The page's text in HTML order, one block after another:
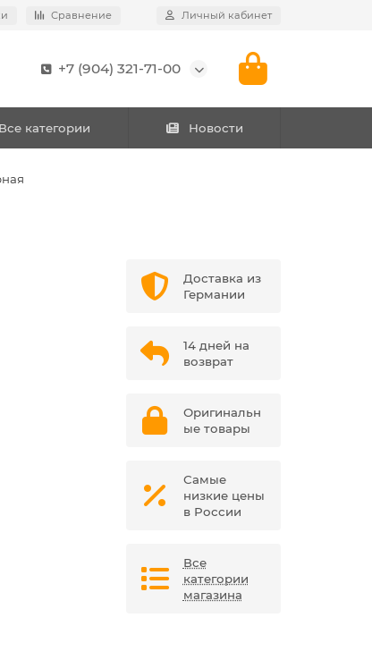
Сравнение Личный кабинет
+7 (904) 321-71-00
Все категории Новости
Доставка из
Германии
14 дней на
возврат
Оригинальн
ые товары
Самые
низкие цены
в России
Все
категории
магазина